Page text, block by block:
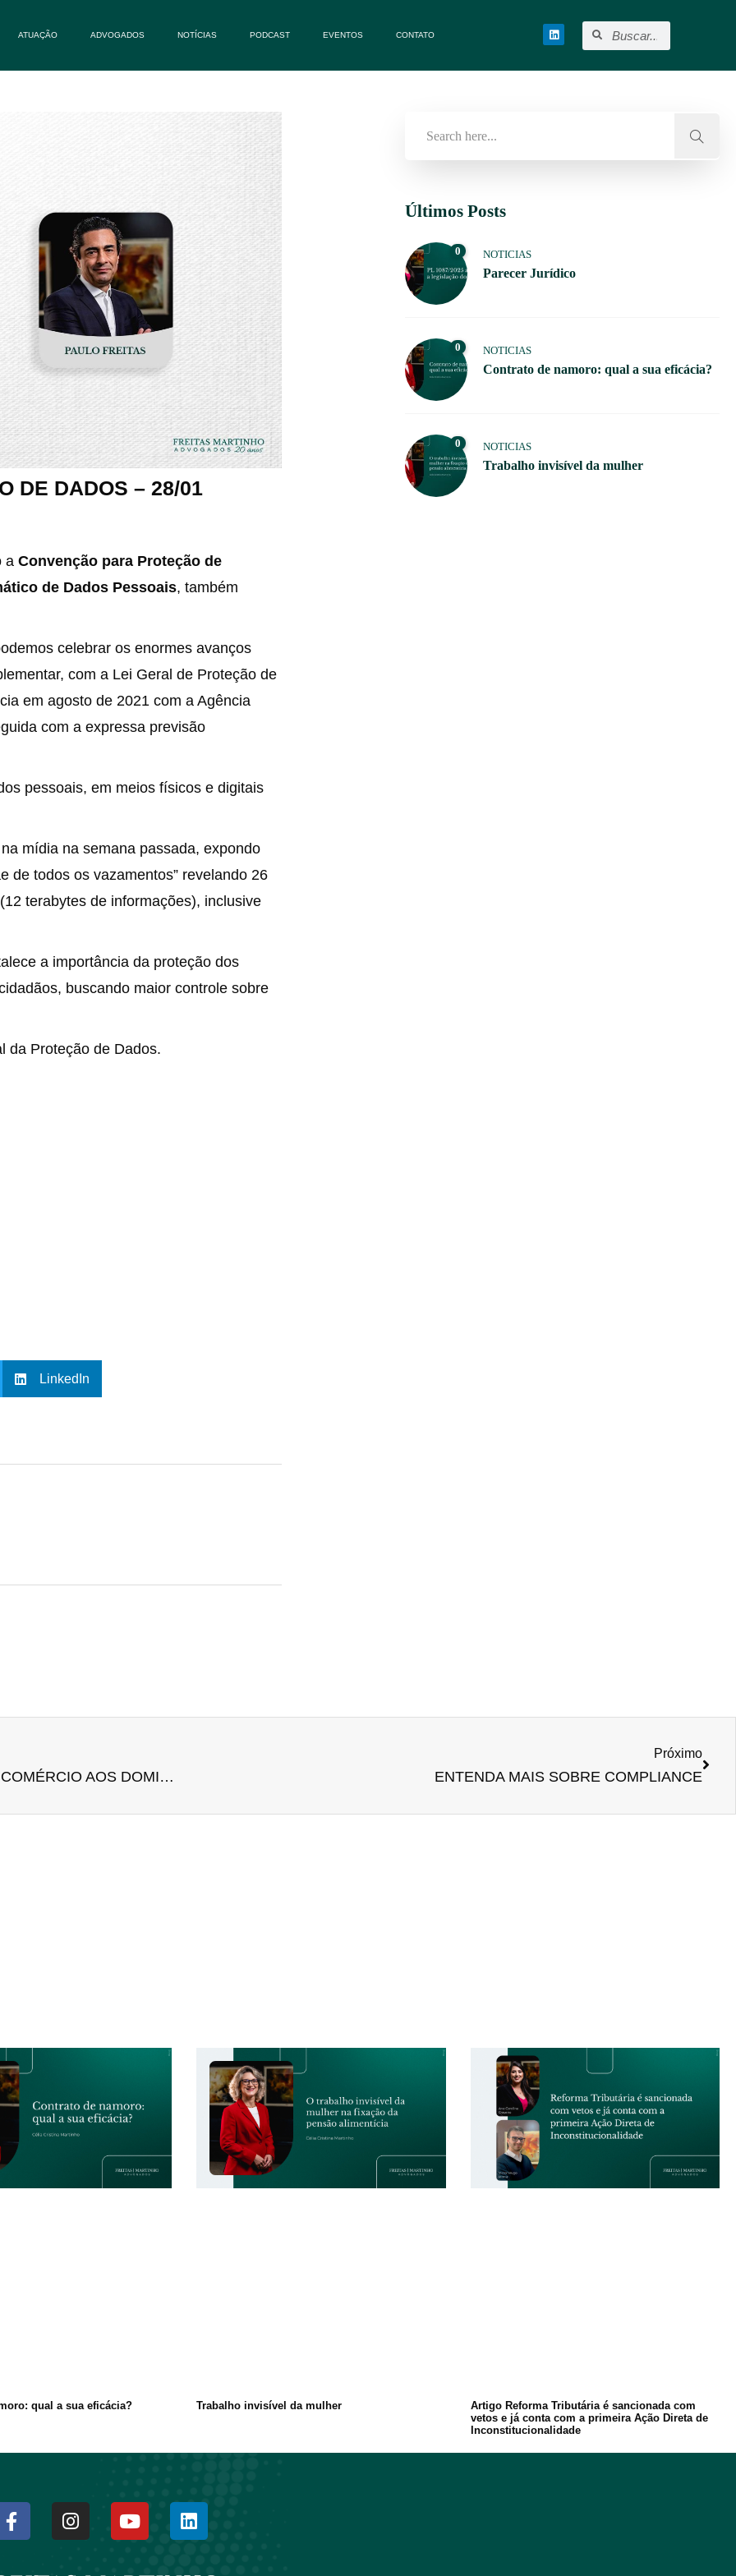
ATUAÇÃO ADVOGADOS NOTÍCIAS PODCAST EVENTOS CONTATO
DE DADOS – 28/01
a Convenção para Proteção de
de Dados Pessoais, também
celebrar os enormes avanços
com a Lei Geral de Proteção de
em agosto de 2021 com a Agência
com a expressa previsão
pessoais, em meios físicos e digitais
mídia na semana passada, expondo
de todos os vazamentos” revelando 26
terabytes de informações), inclusive
a importância da proteção dos
buscando maior controle sobre
da Proteção de Dados.
LinkedIn
Últimos Posts
0 NOTICIAS
Parecer Jurídico
0 NOTICIAS
Contrato de namoro: qual a sua eficácia?
0 NOTICIAS
Trabalho invisível da mulher
MTE ALTERA REGRA DE FUNCIONAMENTO DO COMÉRCIO AOS DOMINGOS E FERIADOS
Próximo
ENTENDA MAIS SOBRE COMPLIANCE
qual a sua eficácia? Trabalho invisível da mulher
Artigo Reforma Tributária é sancionada com
vetos e já conta com a primeira Ação Direta de
Inconstitucionalidade